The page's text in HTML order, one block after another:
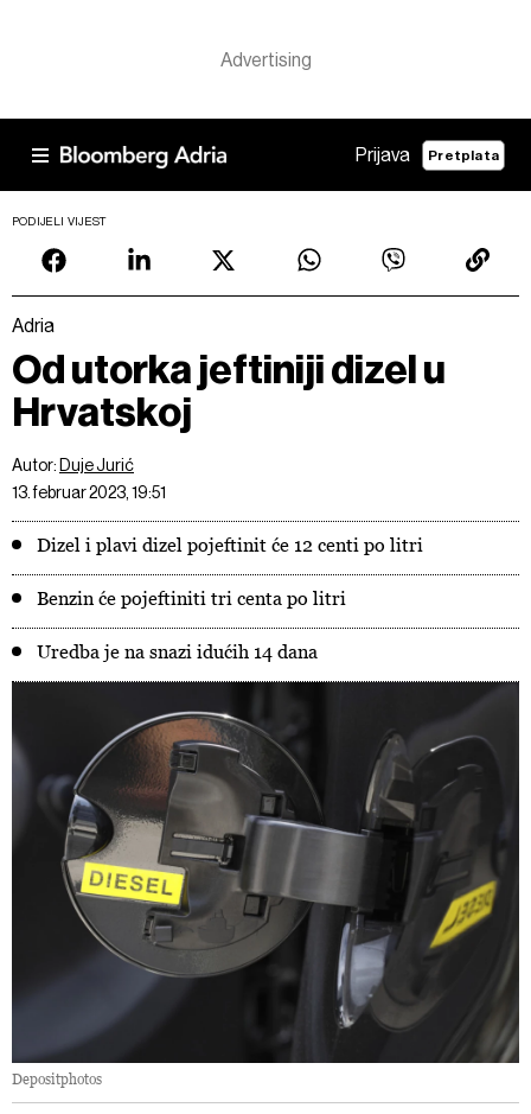
Prijava Pretplata
PODIJELI VIJEST
Adria
Od utorka jeftiniji dizel u
Hrvatskoj
Autor: Duje Jurić
13. februar 2023, 19:51
Dizel i plavi dizel pojeftinit će 12 centi po litri
Benzin će pojeftiniti tri centa po litri
Uredba je na snazi idućih 14 dana
Depositphotos